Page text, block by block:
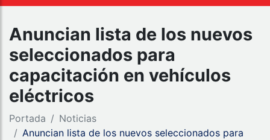
Anuncian lista de los nuevos
seleccionados para
capacitación en vehículos
eléctricos
Portada
Noticias
Anuncian lista de los nuevos seleccionados para